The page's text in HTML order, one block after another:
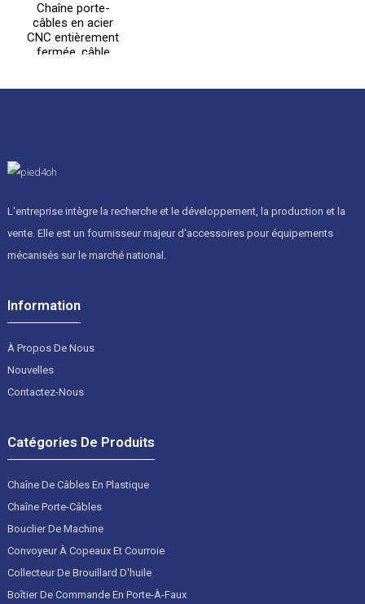
Chaîne porte-
câbles en acier
CNC entièrement
fermée, câble
L'entreprise intègre la recherche et le développement, la production et la
vente. Elle est un fournisseur majeur d'accessoires pour équipements
mécanisés sur le marché national.
Information
À Propos De Nous
Nouvelles
Contactez-Nous
Catégories De Produits
Chaîne De Câbles En Plastique
Chaîne Porte-Câbles
Bouclier De Machine
Convoyeur À Copeaux Et Courroie
Collecteur De Brouillard D'huile
Boîtier De Commande En Porte-À-Faux